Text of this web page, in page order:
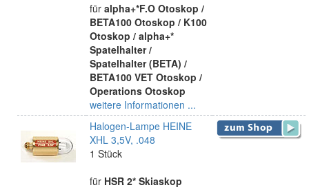
für alpha+*F.O Otoskop /
BETA100 Otoskop / K100
Otoskop / alpha+*
Spatelhalter /
Spatelhalter (BETA) /
BETA100 VET Otoskop /
Operations Otoskop
weitere Informationen ...
Halogen-Lampe HEINE
XHL 3,5V, .048
1 Stück
für HSR 2* Skiaskop